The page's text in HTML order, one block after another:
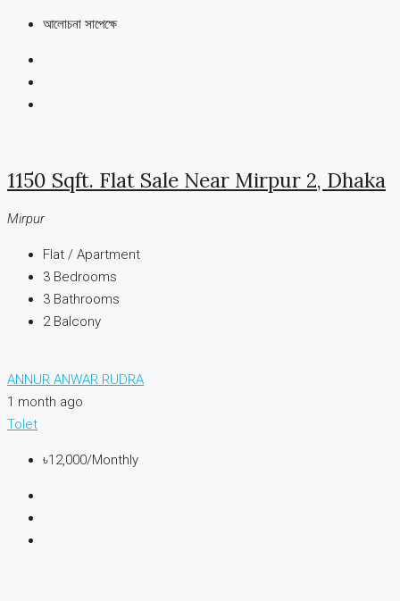
আলোচনা সাপেক্ষে
1150 Sqft. Flat Sale Near Mirpur 2, Dhaka
Mirpur
Flat / Apartment
3 Bedrooms
3 Bathrooms
2 Balcony
ANNUR ANWAR RUDRA
1 month ago
Tolet
৳12,000/Monthly